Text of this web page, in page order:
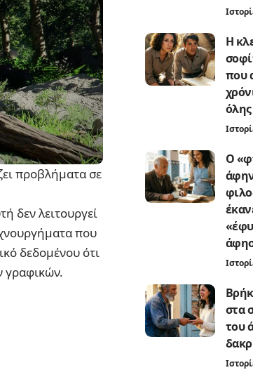
προβλήματα σε
δεν λειτουργεί
που
δεδομένου ότι
γραφικών.
Η
που
όλης
Ο
στα
του